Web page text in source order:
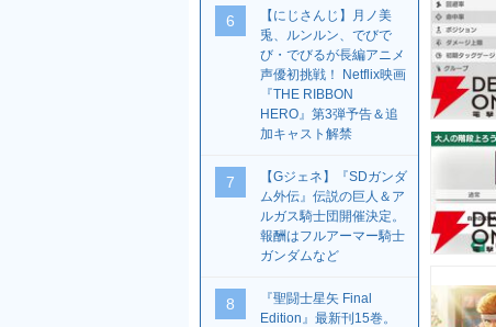
6
【にじさんじ】月ノ美
兎、ルンルン、でびで
び・でびるが長編アニメ
声優初挑戦！ Netflix映画
『THE RIBBON
HERO』第3弾予告＆追
加キャスト解禁
7
【Gジェネ】『SDガンダ
ム外伝』伝説の巨人＆ア
ルガス騎士団開催決定。
報酬はフルアーマー騎士
ガンダムなど
8
『聖闘士星矢 Final
Edition』最新刊15巻。